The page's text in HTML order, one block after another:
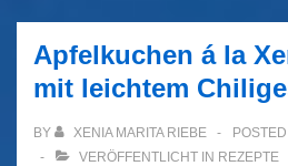
Apfelkuchen á la
mit leichtem
BY XENIA MARITA RIEBE
VERÖFFENTLICHT IN REZEPTE